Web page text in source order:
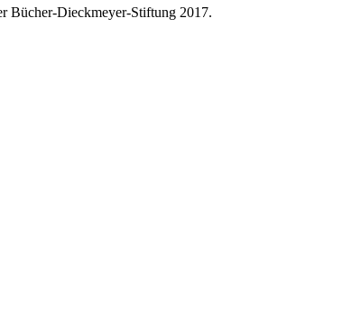
Bücher-Dieckmeyer-Stiftung 2017.